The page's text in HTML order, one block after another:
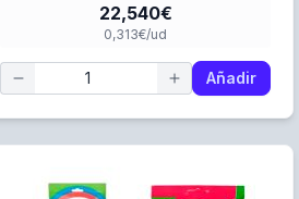
22,540€
0,313€/ud
Añadir